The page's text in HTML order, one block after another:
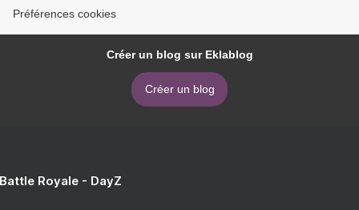
Préférences cookies
Créer un blog sur Eklablog
Créer un blog
Royale - DayZ